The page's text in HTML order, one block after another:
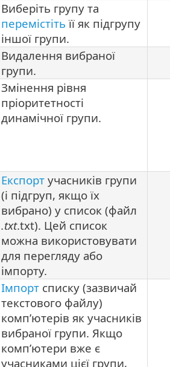
Виберіть групу та
перемістіть її як підгрупу
іншої групи.
Видалення вибраної
групи.
Змінення рівня
пріоритетності
динамічної групи.
Експорт учасників групи
(і підгруп, якщо їх
вибрано) у список (файл
.txt.txt). Цей список
можна використовувати
для перегляду або
імпорту.
Імпорт списку (зазвичай
текстового файлу)
комп’ютерів як учасників
вибраної групи. Якщо
комп’ютери вже є
учасниками цієї групи,